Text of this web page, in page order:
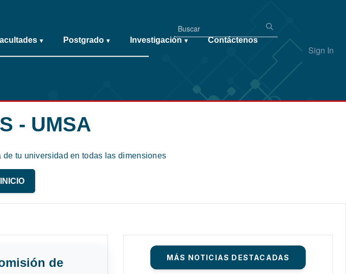
Sign In
▾ Postgrado ▾ Investigación ▾ Contáctenos
- UMSA
tu universidad en todas las dimensiones
INICIO
de
MÁS NOTICIAS DESTACADAS